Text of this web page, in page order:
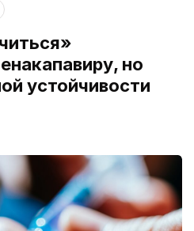
но
устойчивости